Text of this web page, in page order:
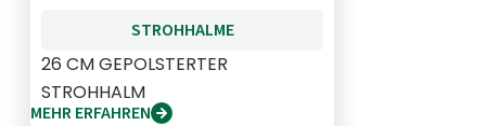
STROHHALME
26 CM GEPOLSTERTER
STROHHALM
MEHR ERFAHREN